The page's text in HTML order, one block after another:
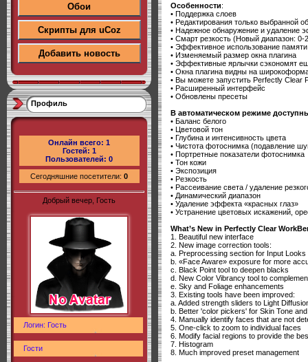
Обои
Скрипты для uCoz
Добавить новость
Профиль
Онлайн всего: 1
Гостей: 1
Пользователей: 0
Сегодняшние посетители: 0
Добрый вечер, Гость
Логин: Гость
Гости
Особенности:
• Поддержка слоев
• Редактирования только выбранной
• Надежное обнаружение и удаление
• Смарт резкость (Новый диапазон: 0-
• Эффективное использование
• Изменяемый размер окна плагина
• Эффективные ярлычки сэкономят
• Окна плагина видны на
• Вы можете запустить Perfectly Clear
• Расширенный интерфейс
• Обновлены пресеты
В автоматическом режиме
• Баланс белого
• Цветовой тон
• Глубина и интенсивность цвета
• Чистота фотоснимка (подавление
• Портретные показатели фотоснимка
• Тон кожи
• Экспозиция
• Резкость
• Рассеивание света / удаление
• Динамический диапазон
• Удаление эффекта «красных глаз»
• Устранение цветовых искажений,
What’s New in Perfectly Clear
1. Beautiful new interface
2. New image correction tools:
a. Preprocessing section for Input
b. «Face Aware» exposure for more
c. Black Point tool to deepen blacks
d. New Color Vibrancy tool to
e. Sky and Foliage enhancements
3. Existing tools have been improved:
a. Added strength sliders to Light
b. Better 'color pickers' for Skin Tone
4. Manually identify faces that are not
5. One-click to zoom to individual faces
6. Modify facial regions to provide the
7. Histogram
8. Much improved preset management